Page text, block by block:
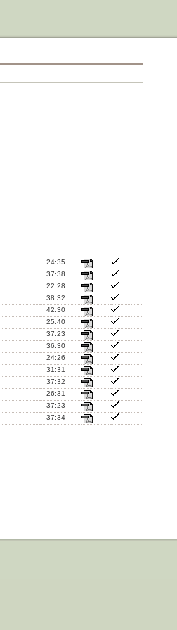
24:35
37:38
22:28
38:32
42:30
25:40
37:23
36:30
24:26
31:31
37:32
26:31
37:23
37:34